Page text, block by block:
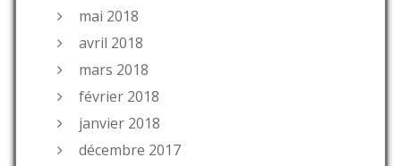
mai 2018
avril 2018
mars 2018
février 2018
janvier 2018
décembre 2017